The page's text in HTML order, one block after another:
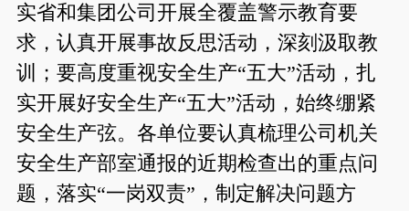
实省和集团公司开展全覆盖警示教育要
求，认真开展事故反思活动，深刻汲取教
训；要高度重视安全生产“五大”活动，扎
实开展好安全生产“五大”活动，始终绷紧
安全生产弦。各单位要认真梳理公司机关
安全生产部室通报的近期检查出的重点问
题，落实“一岗双责”，制定解决问题方